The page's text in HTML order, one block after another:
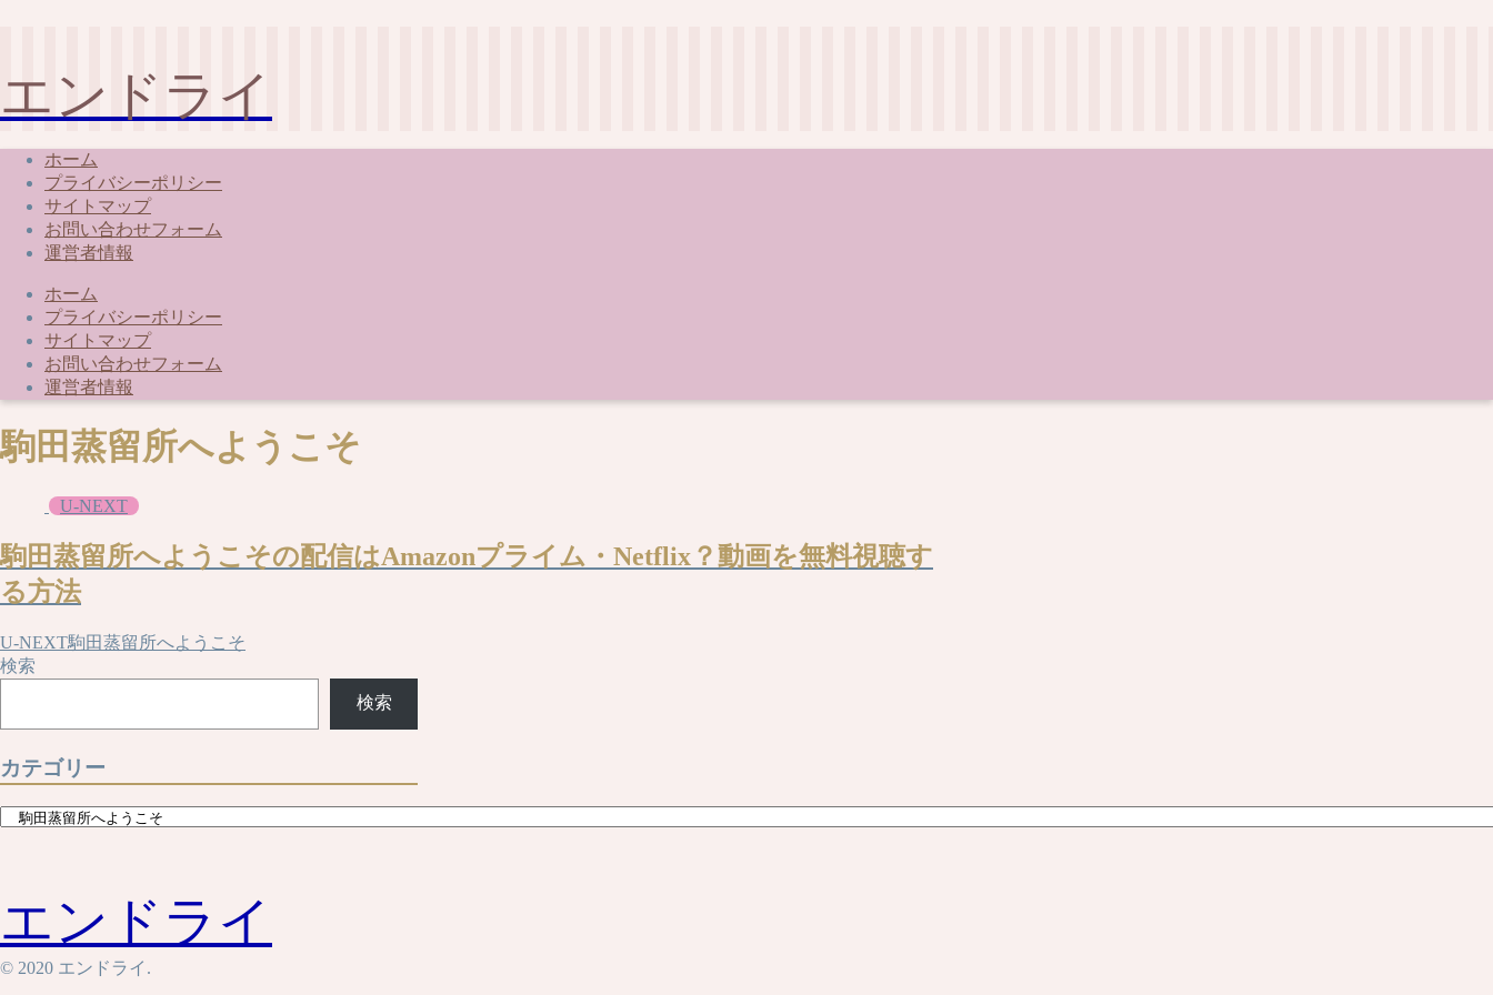
エンドライ
ホーム
プライバシーポリシー
サイトマップ
お問い合わせフォーム
運営者情報
ホーム
プライバシーポリシー
サイトマップ
お問い合わせフォーム
運営者情報
駒田蒸留所へようこそ
U-NEXT
駒田蒸留所へようこその配信はAmazonプライム・Netflix？動画を無料視聴す
る方法
U-NEXT駒田蒸留所へようこそ
検索
検索
カテゴリー
ー
エンドライ
© 2020 エンドライ.